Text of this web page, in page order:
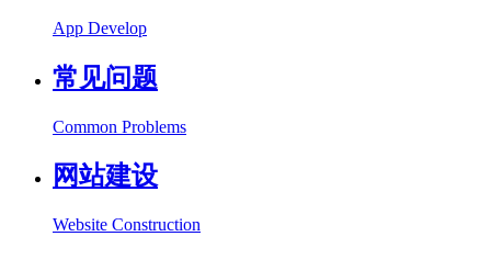
App Develop
常见问题
Common Problems
网站建设
Website Construction